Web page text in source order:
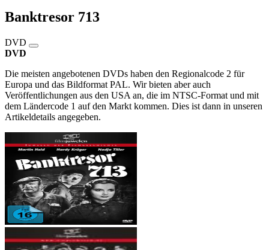
Banktresor 713
DVD
DVD
Die meisten angebotenen DVDs haben den Regionalcode 2 für
Europa und das Bildformat PAL. Wir bieten aber auch
Veröffentlichungen aus den USA an, die im NTSC-Format und mit
dem Ländercode 1 auf den Markt kommen. Dies ist dann in unseren
Artikeldetails angegeben.